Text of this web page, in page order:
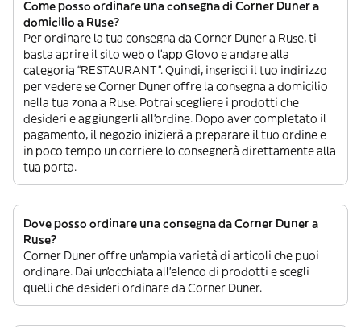
Come posso ordinare una consegna di Corner Duner a
domicilio a Ruse?
Per ordinare la tua consegna da Corner Duner a Ruse, ti
basta aprire il sito web o l’app Glovo e andare alla
categoria “RESTAURANT”. Quindi, inserisci il tuo indirizzo
per vedere se Corner Duner offre la consegna a domicilio
nella tua zona a Ruse. Potrai scegliere i prodotti che
desideri e aggiungerli all’ordine. Dopo aver completato il
pagamento, il negozio inizierà a preparare il tuo ordine e
in poco tempo un corriere lo consegnerà direttamente alla
tua porta.
Dove posso ordinare una consegna da Corner Duner a
Ruse?
Corner Duner offre un’ampia varietà di articoli che puoi
ordinare. Dai un’occhiata all’elenco di prodotti e scegli
quelli che desideri ordinare da Corner Duner.